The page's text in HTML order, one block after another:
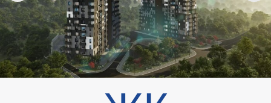
Отделка: Черновая, White Box
Балкон/лоджия: Нет
Терраса/патио: Нет
Келлеры: Есть
Парковка: Подземная
Коммерция: Есть
Охрана/консьерж: Есть
ЖК
Нажмите, чтобы узнать
больше